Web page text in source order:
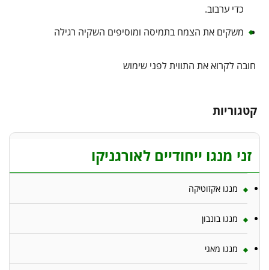
כדי ערבוב.
משקים את הצמח בתמיסה ומוסיפים השקיה רגילה
חובה לקרוא את התווית לפני שימוש
קטגוריות
זני מנגו ייחודיים לאורגניקו
מנגו אקזוטיקה
מנגו בונבון
מנגו מאגי